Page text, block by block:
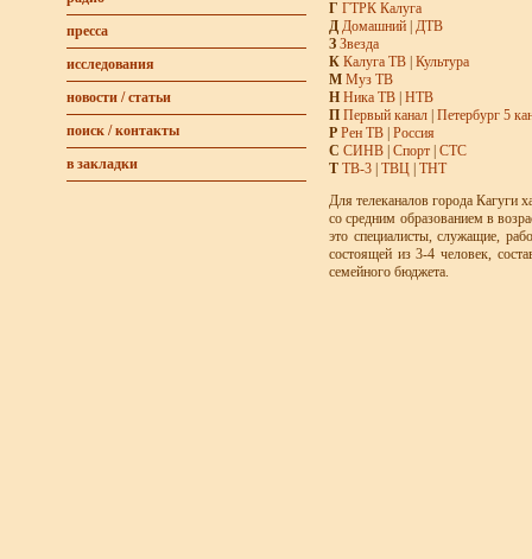
пресса
исследования
новости / статьи
поиск / контакты
в закладки
Г ГТРК Калуга
Д Домашний | ДТВ
З Звезда
К Калуга ТВ | Культура
М Муз ТВ
Н Ника ТВ | НТВ
П Первый канал | Петербург 5
Р Рен ТВ | Россия
С СИНВ | Спорт | СТС
Т ТВ-3 | ТВЦ | ТНТ
Для телеканалов города Кагуги
со средним образованием в
это специалисты, служащие,
состоящей из 3-4 человек,
семейного бюджета.